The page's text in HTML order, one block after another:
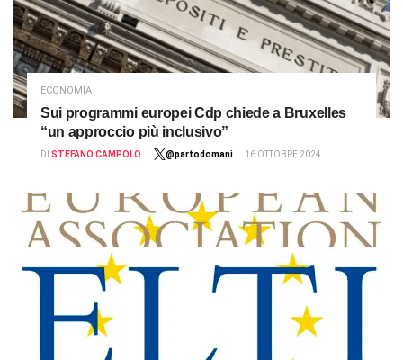
ECONOMIA
Sui programmi europei Cdp chiede a Bruxelles
“un approccio più inclusivo”
DI STEFANO CAMPOLO @partodomani 16 OTTOBRE 2024